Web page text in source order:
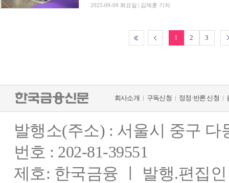
2025-09-09 화요일 | 김재훈 기자
1 2 3
회사소개 구독신청 정정·반론 신청
발행소(주소) : 서울시 중구
번호 : 202-81-39551
제호: 한국금융 ㅣ 발행.편집